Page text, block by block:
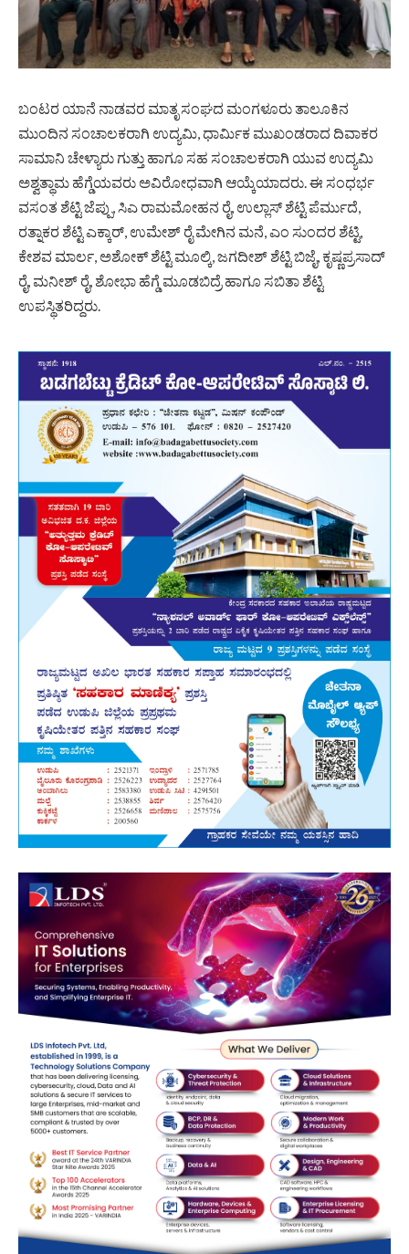
ಬಂಟರ ಯಾನೆ ನಾಡವರ ಮಾತೃ ಸಂಘದ ಮಂಗಳೂರು ತಾಲೂಕಿನ
ಮುಂದಿನ ಸಂಚಾಲಕರಾಗಿ ಉದ್ಯಮಿ, ಧಾರ್ಮಿಕ ಮುಖಂಡರಾದ ದಿವಾಕರ
ಸಾಮಾನಿ ಚೇಳ್ಯಾರು ಗುತ್ತು ಹಾಗೂ ಸಹ ಸಂಚಾಲಕರಾಗಿ ಯುವ ಉದ್ಯಮಿ
ಅಶ್ವತ್ಥಾಮ ಹೆಗ್ಡೆಯವರು ಅವಿರೋಧವಾಗಿ ಆಯ್ಕೆಯಾದರು. ಈ ಸಂಧರ್ಭ
ವಸಂತ ಶೆಟ್ಟಿ ಜೆಪ್ಪು, ಸಿಎ ರಾಮಮೋಹನ ರೈ, ಉಲ್ಲಾಸ್ ಶೆಟ್ಟಿ ಪೆರ್ಮುದೆ,
ರತ್ನಾಕರ ಶೆಟ್ಟಿ ಎಕ್ಕಾರ್, ಉಮೇಶ್ ರೈ ಮೇಗಿನ ಮನೆ, ಎಂ ಸುಂದರ ಶೆಟ್ಟಿ,
ಕೇಶವ ಮಾರ್ಲ, ಅಶೋಕ್ ಶೆಟ್ಟಿ ಮೂಲ್ಕಿ, ಜಗದೀಶ್ ಶೆಟ್ಟಿ ಬಿಜೈ, ಕೃಷ್ಣಪ್ರಸಾದ್
ರೈ, ಮನೀಶ್ ರೈ, ಶೋಭಾ ಹೆಗ್ಡೆ ಮೂಡಬಿದ್ರೆ ಹಾಗೂ ಸಬಿತಾ ಶೆಟ್ಟಿ
ಉಪಸ್ಥಿತರಿದ್ದರು.